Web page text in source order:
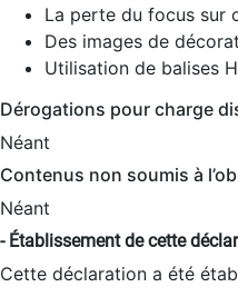
La perte du focus sur
Des images de
Utilisation de balises
Dérogations pour charge
Néant
Contenus non soumis à
Néant
- Établissement de cette
Cette déclaration a été